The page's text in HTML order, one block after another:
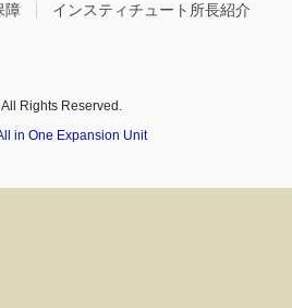
障
インスティチュート所長紹介
Rights Reserved.
in One Expansion Unit